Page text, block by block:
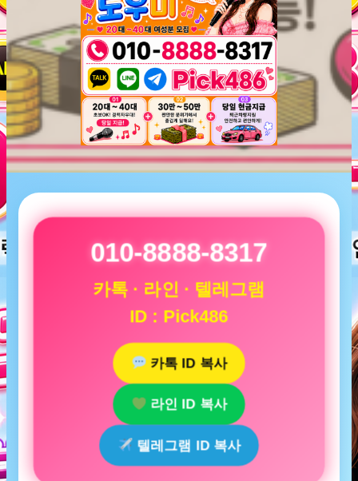
010-8888-8317
카톡 · 라인 · 텔레그램
ID : Pick486
카톡 ID 복사
라인 ID 복사
텔레그램 ID 복사